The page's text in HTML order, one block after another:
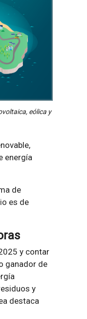
eólica y
energía
de
es de
y contar
ganador de
y
destaca